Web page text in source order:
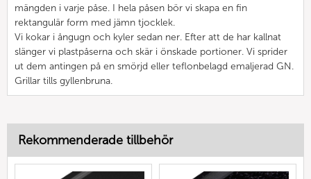
mängden i varje påse. I hela påsen bör vi skapa en fin
rektangulär form med jämn tjocklek.
Vi kokar i ångugn och kyler sedan ner. Efter att de har kallnat
slänger vi plastpåserna och skär i önskade portioner. Vi sprider
ut dem antingen på en smörjd eller teflonbelagd emaljerad GN.
Grillar tills gyllenbruna.
Rekommenderade tillbehör